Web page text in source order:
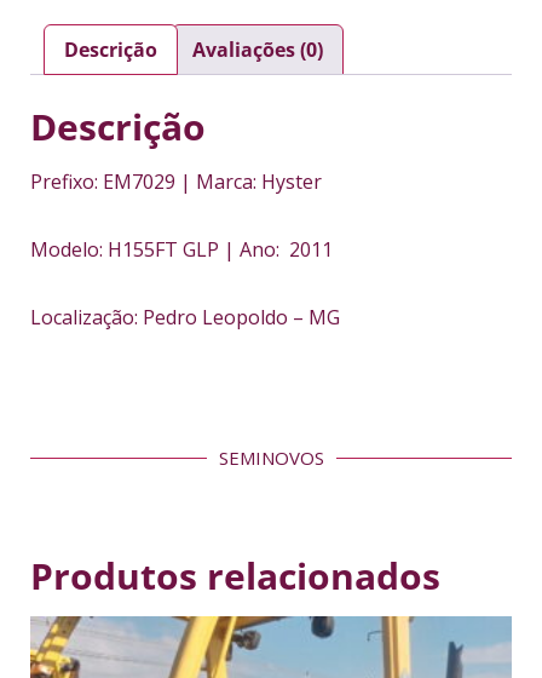
Descrição Avaliações (0)
Descrição
Prefixo: EM7029 | Marca: Hyster
Modelo: H155FT GLP | Ano: 2011
Localização: Pedro Leopoldo – MG
SEMINOVOS
Produtos relacionados